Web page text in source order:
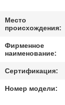
СДЕЛАТЬ
ЗАПРОС
САЙТА
Место
происхождения:
Фирменное
наименование:
Сертификация:
Номер модели: